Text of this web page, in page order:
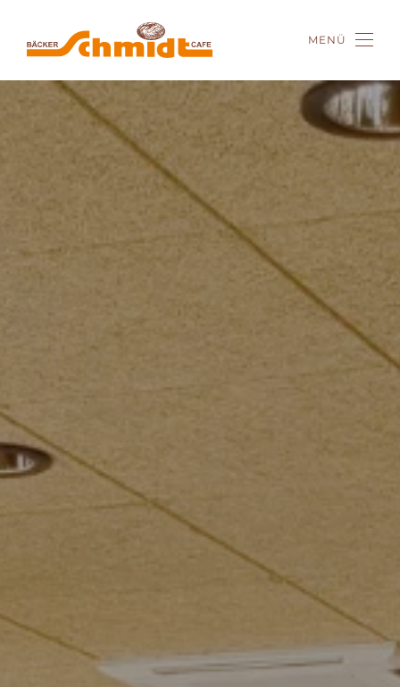
Zum Hauptinhalt springen
MENÜ